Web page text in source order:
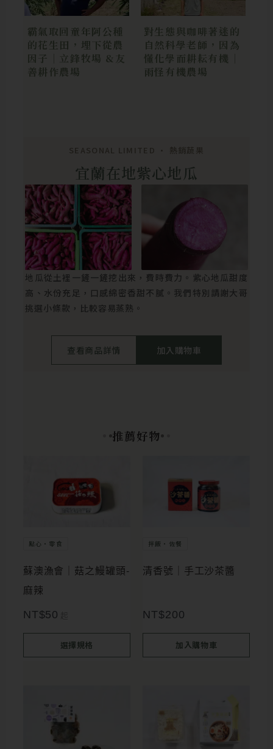
霸氣取回童年阿公種
的花生田，埋下從農
因子｜立鋒牧場 &友
善耕作農場
對生態與咖啡著迷的
自然科學老師，因為
懂化學而耕耘有機｜
雨怪有機農場
SEASONAL LIMITED • 熱銷蔬果
宜蘭在地紫心地瓜
地瓜從土裡一鏟一鏟挖出來，費時費力。紫心地瓜甜度
高、水份充足，口感綿密香甜不膩。我們特別請謝大哥
挑選小條款，比較容易蒸熟。
查看商品詳情 加入購物車
推薦好物
點心・零食
蘇澳漁會｜菇之鰻罐頭-
麻辣
NT$50
選擇規格
多
可
產
拌飯・佐餐
清香號｜手工沙茶醬
NT$200
加入購物車